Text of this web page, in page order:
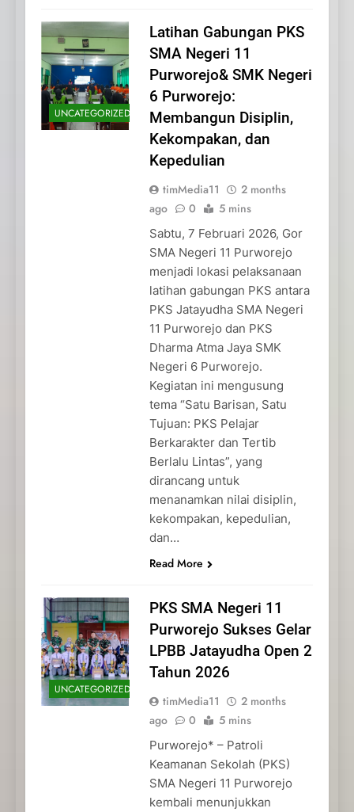
UNCATEGORIZED
Latihan Gabungan PKS
SMA Negeri 11
Purworejo& SMK Negeri
6 Purworejo:
Membangun Disiplin,
Kekompakan, dan
Kepedulian
timMedia11
2 months
ago
0 5 mins
Sabtu, 7 Februari 2026, Gor
SMA Negeri 11 Purworejo
menjadi lokasi pelaksanaan
latihan gabungan PKS antara
PKS Jatayudha SMA Negeri
11 Purworejo dan PKS
Dharma Atma Jaya SMK
Negeri 6 Purworejo.
Kegiatan ini mengusung
tema “Satu Barisan, Satu
Tujuan: PKS Pelajar
Berkarakter dan Tertib
Berlalu Lintas”, yang
dirancang untuk
menanamkan nilai disiplin,
kekompakan, kepedulian,
dan…
Read More
UNCATEGORIZED
PKS SMA Negeri 11
Purworejo Sukses Gelar
LPBB Jatayudha Open 2
Tahun 2026
timMedia11
2 months
ago
0 5 mins
Purworejo* – Patroli
Keamanan Sekolah (PKS)
SMA Negeri 11 Purworejo
kembali menunjukkan